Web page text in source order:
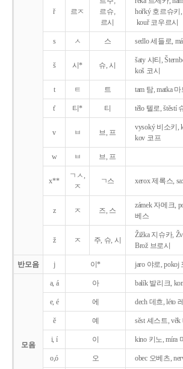
ř 르ㅈ
르슈,
르시
hořký 호르슈키,
kouř 코우르시
s ㅅ 스 sedlo 세들로,
š 시* 슈, 시
šaty 샤티,
koš 코시
t ㅌ 트 tam 탐, matka
t' 티* 티 tělo 텔로, štěstí
v ㅂ 브, 프
vysoký 비소키,
kov 코프
w ㅂ 브, 프
x**
ㄱㅅ,
ㅈ
ㄱ스 xerox 제록스,
z ㅈ 즈, 스
zámek 자메크,
베스
ž ㅈ 주, 슈, 시
Žižka 지슈카,
Brož 브로시
반모음 j 이* jaro 야로, pokoj
모음
a, á 아 balík 발리크,
e, é 에 dech 데흐, léto
ě 예 sěst 셰스트, věk
i, í 이 kino 키노, míra
o,ó 오 obec 오베츠,